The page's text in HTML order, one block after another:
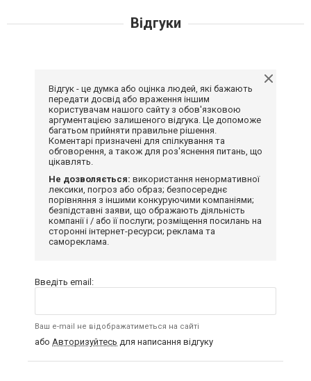
Відгуки
Відгук - це думка або оцінка людей, які бажають
передати досвід або враження іншим
користувачам нашого сайту з обов'язковою
аргументацією залишеного відгука. Це допоможе
багатьом прийняти правильне рішення.
Коментарі призначені для спілкування та
обговорення, а також для роз'яснення питань, що
цікавлять.
Не дозволяється: використання ненормативної
лексики, погроз або образ; безпосереднє
порівняння з іншими конкуруючими компаніями;
безпідставні заяви, що ображають діяльність
компанії і / або її послуги; розміщення посилань на
сторонні інтернет-ресурси; реклама та
самореклама.
Введіть email:
Ваш e-mail не відображатиметься на сайті
або Авторизуйтесь для написання відгуку